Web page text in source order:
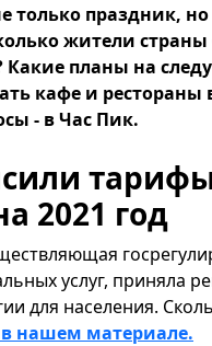
только праздник,
жители страны
Какие планы на
кафе и
- в Час Пик.
2021 год
услуг, приняла
для населения.
нашем материале.